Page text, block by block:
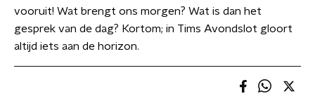
vooruit! Wat brengt ons morgen? Wat is dan het
gesprek van de dag? Kortom; in Tims Avondslot gloort
altijd iets aan de horizon.